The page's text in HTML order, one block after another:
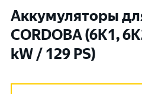
Аккумуляторы
CORDOBA (6K1,
kW / 129 PS)